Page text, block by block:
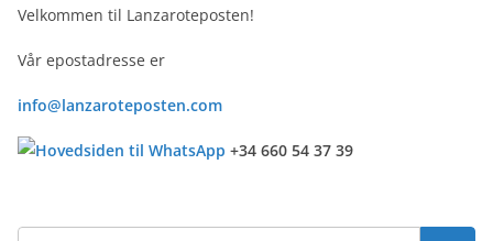
Velkommen til Lanzaroteposten!
Vår epostadresse er
info@lanzaroteposten.com
+34 660 54 37 39